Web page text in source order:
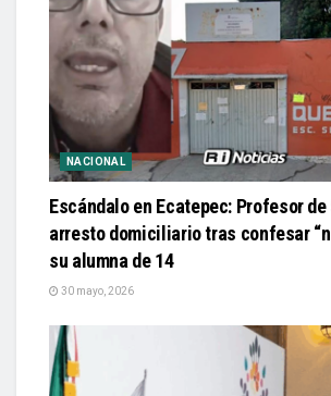
NACIONAL
Escándalo en Ecatepec: Profesor
arresto domiciliario tras confesar
su alumna de 14
30 mayo, 2026